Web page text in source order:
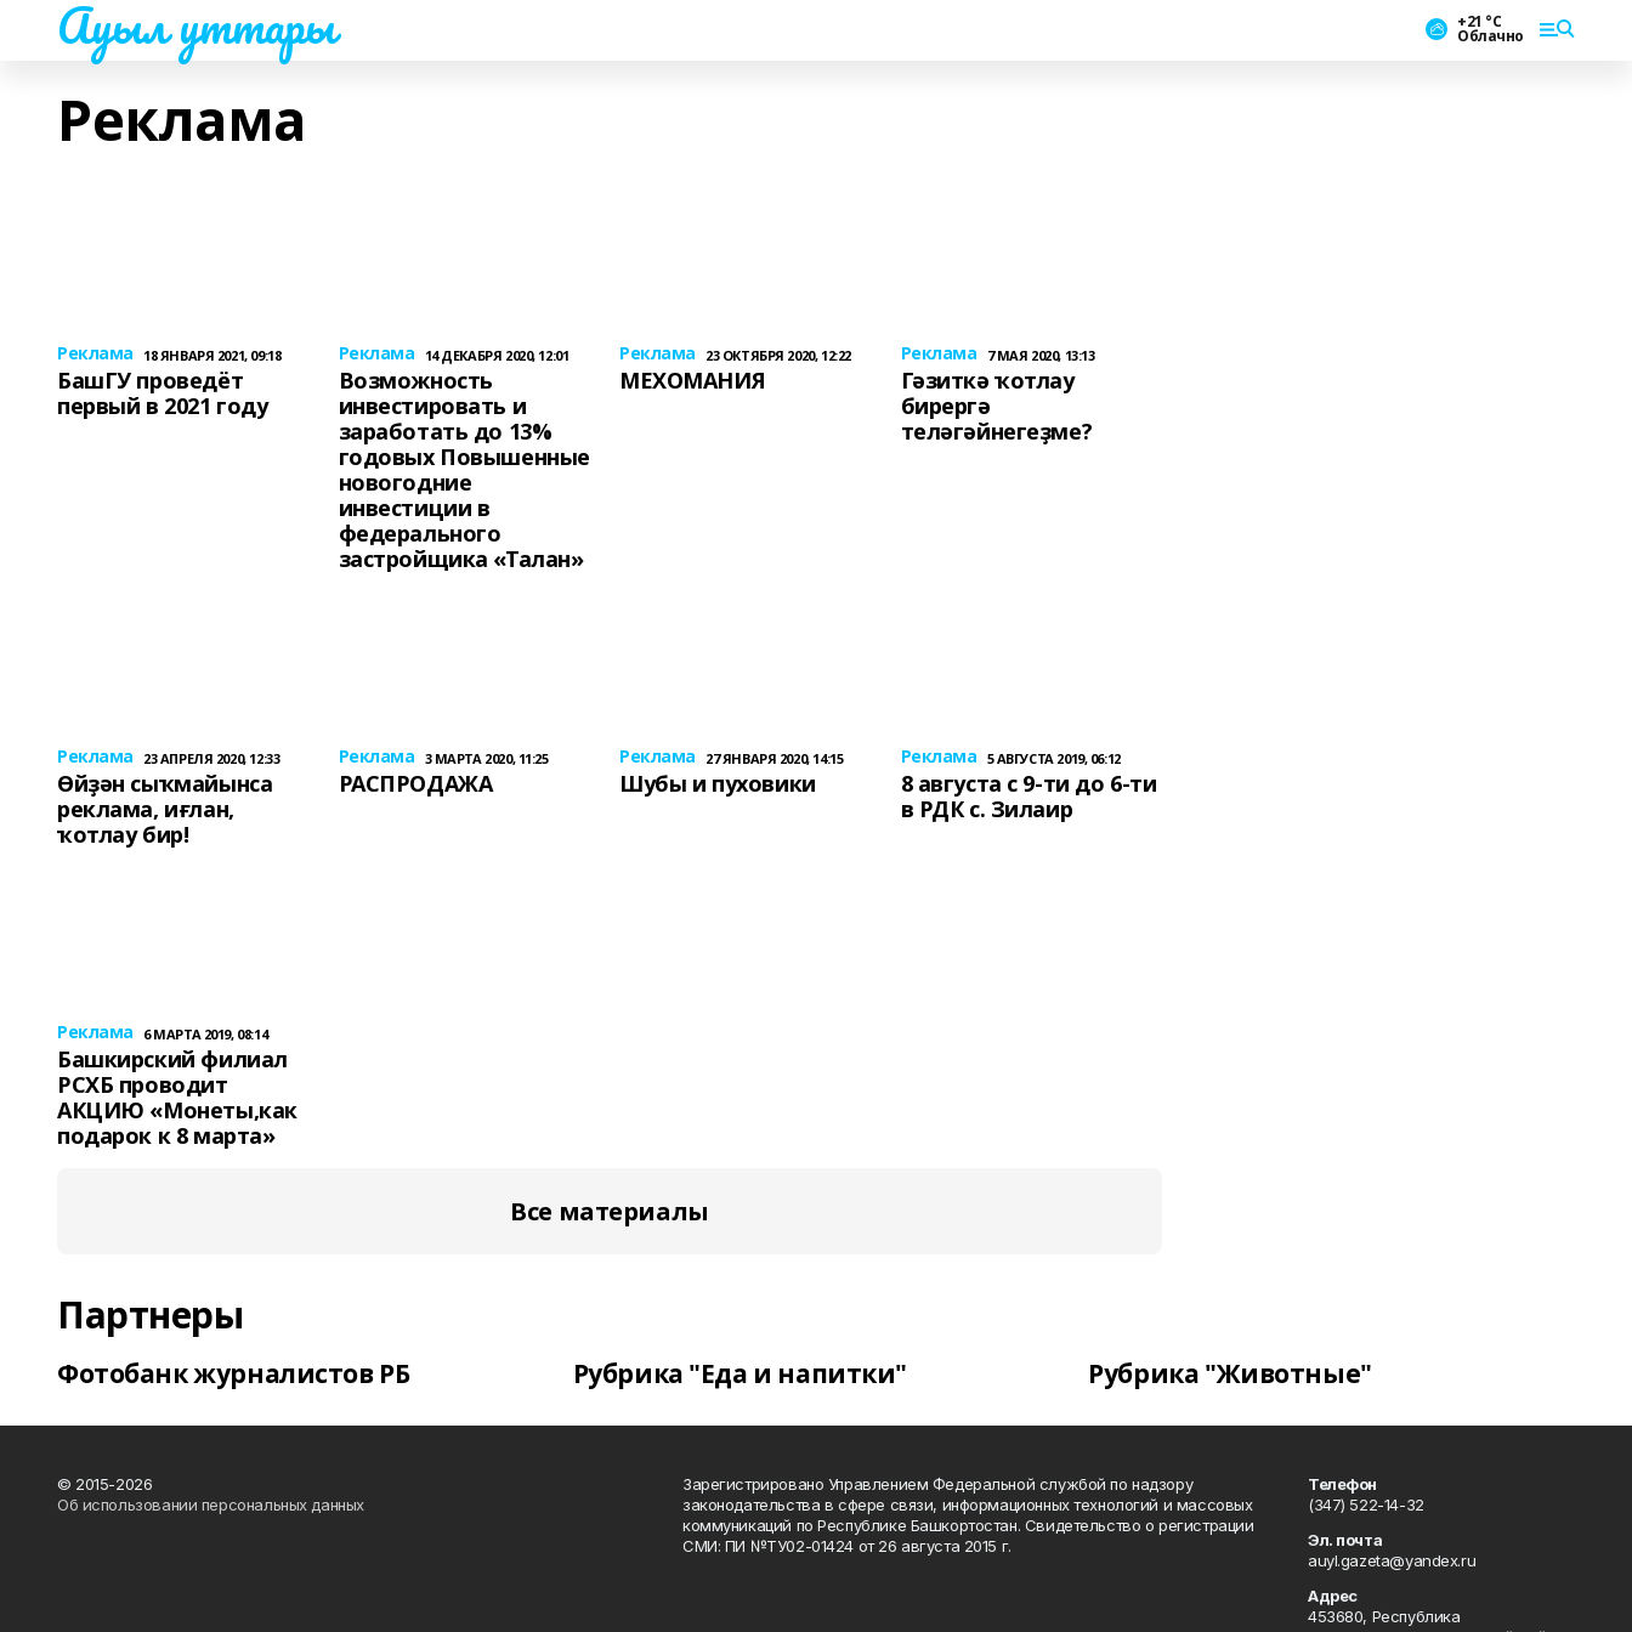
Ауыл уттары +21 °С
Облачно
Реклама
Реклама 18 ЯНВАРЯ 2021, 09:18
БашГУ проведёт
первый в 2021 году
Реклама 14 ДЕКАБРЯ 2020, 12:01
Возможность
инвестировать и
заработать до 13%
годовых Повышенные
новогодние
инвестиции в
федерального
застройщика «Талан»
Реклама 23 ОКТЯБРЯ 2020, 12:22
МЕХОМАНИЯ
Реклама 7 МАЯ 2020, 13:13
Гәзиткә ҡотлау
бирергә
теләгәйнегеҙме?
Реклама 23 АПРЕЛЯ 2020, 12:33
Өйҙән сыҡмайынса
реклама, иғлан,
ҡотлау бир!
Реклама 3 МАРТА 2020, 11:25
РАСПРОДАЖА
Реклама 27 ЯНВАРЯ 2020, 14:15
Шубы и пуховики
Реклама 5 АВГУСТА 2019, 06:12
8 августа с 9-ти до 6-ти
в РДК с. Зилаир
Реклама 6 МАРТА 2019, 08:14
Башкирский филиал
РСХБ проводит
АКЦИЮ «Монеты,как
подарок к 8 марта»
Все материалы
Партнеры
Фотобанк журналистов РБ Рубрика "Еда и напитки" Рубрика "Животные"
© 2015-2026
Об использовании персональных данных
Зарегистрировано Управлением Федеральной службой по надзору
законодательства в сфере связи, информационных технологий и массовых
коммуникаций по Республике Башкортостан. Свидетельство о регистрации
СМИ: ПИ №ТУ02-01424 от 26 августа 2015 г.
Телефон
(347) 522-14-32
Эл. почта
auyl.gazeta@yandex.ru
Адрес
453680, Республика